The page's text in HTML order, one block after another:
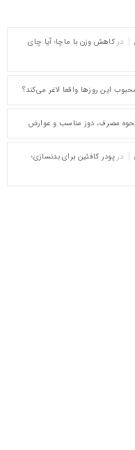
در کاهش وزن با ماچا؛ آیا چای
این روزها واقعا لاغر می‌کند؟
نحوه مصرف، دوز مناسب و عوارض
در پودر کافئین برای بدنسازی؛